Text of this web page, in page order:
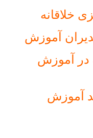
خلاقانه
آموزش
در آموزش
آموزش